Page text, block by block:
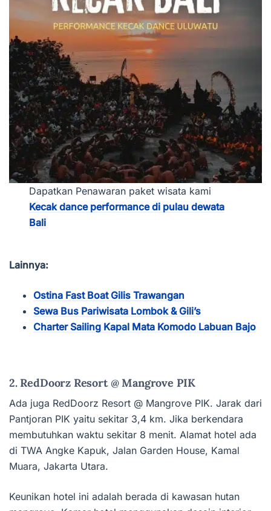
Dapatkan Penawaran paket wisata kami
Kecak dance performance di pulau dewata
Bali
Lainnya:
Ostina Fast Boat Gilis Trawangan
Sewa Bus Pariwisata Lombok & Gili’s
Charter Sailing Kapal Mata Komodo Labuan Bajo
2. RedDoorz Resort @ Mangrove PIK
Ada juga RedDoorz Resort @ Mangrove PIK. Jarak dari
Pantjoran PIK yaitu sekitar 3,4 km. Jika berkendara
membutuhkan waktu sekitar 8 menit. Alamat hotel ada
di TWA Angke Kapuk, Jalan Garden House, Kamal
Muara, Jakarta Utara.
Keunikan hotel ini adalah berada di kawasan hutan